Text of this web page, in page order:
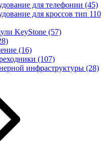
для телефонии (45)
для кроссов тип 110
KeyStone (57)
(16)
(107)
инфраструктуры (28)